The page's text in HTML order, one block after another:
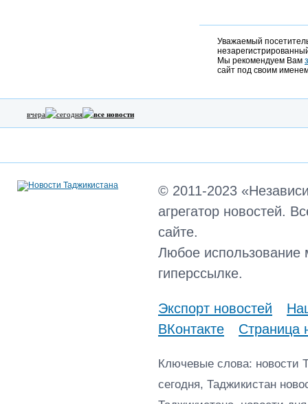
Уважаемый
Мы рекомендуем Вам
сайт под своим
вчера сегодня все новости
© 2011-2023
агрегатор новостей.
сайте.
Любое использование
гиперссылке.
Экспорт новостей
ВКонтакте
Страница
Ключевые слова: новости
сегодня, Таджикистан